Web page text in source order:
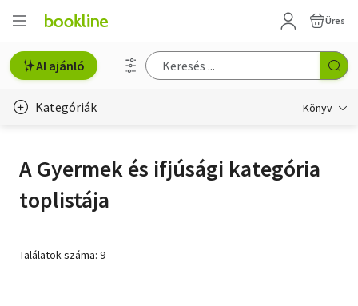
Üres
AI ajánló
Kategóriák Könyv
Erotika
Gyermek- és ifjúsági
Hobbi, szabadidő
A Gyermek és ifjúsági kategória
toplistája
Találatok száma: 9